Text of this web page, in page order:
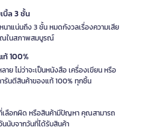
บิ้ล 3 ชั้น
าแน่นถึง 3 ชั้น หมดกังวลเรื่องความเสีย
ณในสภาพสมบูรณ์
100%
ย ไม่ว่าจะเป็นหนังสือ เครื่องเขียน หรือ
รันตีสินค้าของแท้ 100% ทุกชิ้น
ที่เลือกผิด หรือสินค้ามีปัญหา คุณสามารถ
นนับจากวันที่ได้รับสินค้า